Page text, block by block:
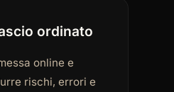
ordinato
online e
rischi, errori e